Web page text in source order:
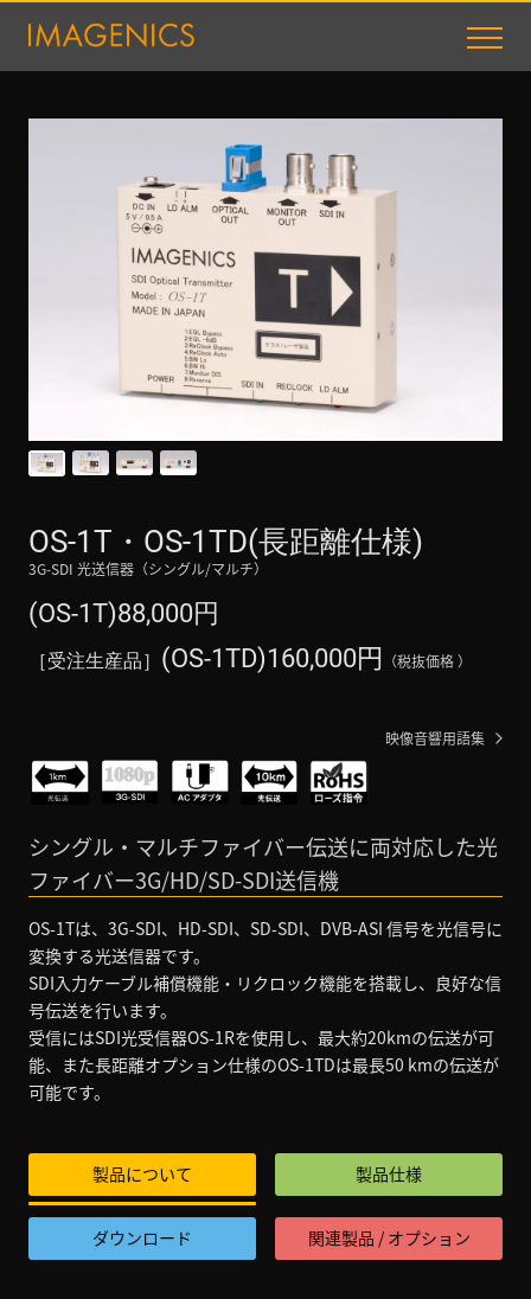
OS-1T・OS-1TD(長距離仕様)
3G-SDI 光送信器（シングル/マルチ）
(OS-1T)88,000円
［受注生産品］ (OS-1TD)160,000円 （税抜価格 ）
映像音響用語集
シングル・マルチファイバー伝送に両対応した光
ファイバー3G/HD/SD-SDI送信機
OS-1Tは、3G-SDI、HD-SDI、SD-SDI、DVB-ASI 信号を光信号に
変換する光送信器です。
SDI入力ケーブル補償機能・リクロック機能を搭載し、良好な信
号伝送を行います。
受信にはSDI光受信器OS-1Rを使用し、最大約20kmの伝送が可
能、また長距離オプション仕様のOS-1TDは最長50 kmの伝送が
可能です。
製品について 製品仕様
ダウンロード 関連製品 / オプション